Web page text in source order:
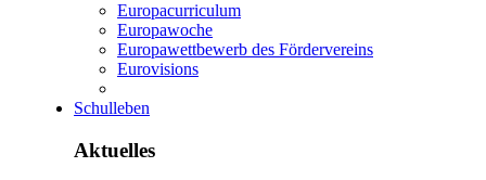
Europacurriculum
Europawoche
Europawettbewerb des Fördervereins
Eurovisions
Schulleben
Aktuelles